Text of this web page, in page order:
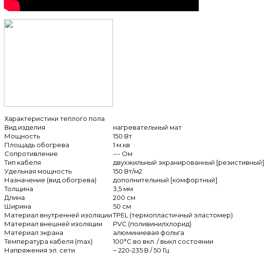
Характеристики теплого пола
Вид изделия
нагревательный мат
Мощность
150 Вт
Площадь обогрева
1 м.кв
Сопротивление
--- Ом
Тип кабеля
двухжильный экранированный [резистивный]
Удельная мощность
150 Вт/м2
Назначение (вид обогрева)
дополнительный [комфортный]
Толщина
3,5 мм
Длина
200 см
Ширина
50 см
Материал внутренней изоляцииTPEL (термопластичный эластомер)
Материал внешней изоляции
PVС (поливинилхлорид)
Материал экрана
алюминиевая фольга
Температура кабеля (max)
100°C во вкл. / выкл состоянии
Напряжения эл. сети
~ 220-235 В / 50 Гц